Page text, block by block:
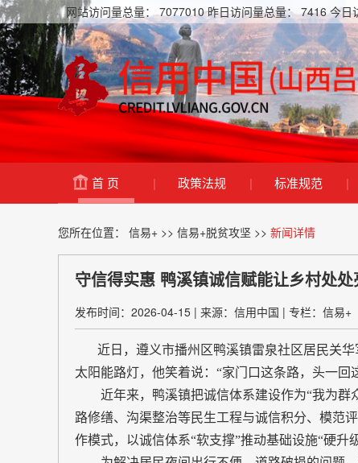
网站访问量总量： 7077010 昨日访问量总量： 7416 今日
首 页 | 政策法规 | 标准规范 |
您所在位置： 信易+ >> 信易+脱贫攻坚 >> 新闻详情
守信得实惠 鸭溪镇诚信赋能让乡村处处
发布时间：2026-04-15 | 来源：信用中国 | 专栏：信易+
近日，遵义市播州区鸭溪镇雷泉社区居民关华
太阳能路灯，他笑着说：“家门口这条路，头一回
近年来，鸭溪镇把诚信体系建设作为“我为群
路修缮、沟渠整治等民生工程与诚信积分、模范
作模式，以诚信体系“软支撑”推动基础设施“硬升级